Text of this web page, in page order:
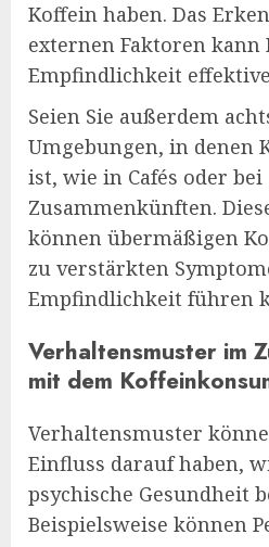
Koffein haben. Das
externen Faktoren
Empfindlichkeit
Seien Sie außerdem
Umgebungen, in denen
ist, wie in Cafés oder
Zusammenkünften.
können übermäßigen
zu verstärkten
Empfindlichkeit führen
Verhaltensmuster im
mit dem
Verhaltensmuster
Einfluss darauf haben,
psychische Gesundheit
Beispielsweise können